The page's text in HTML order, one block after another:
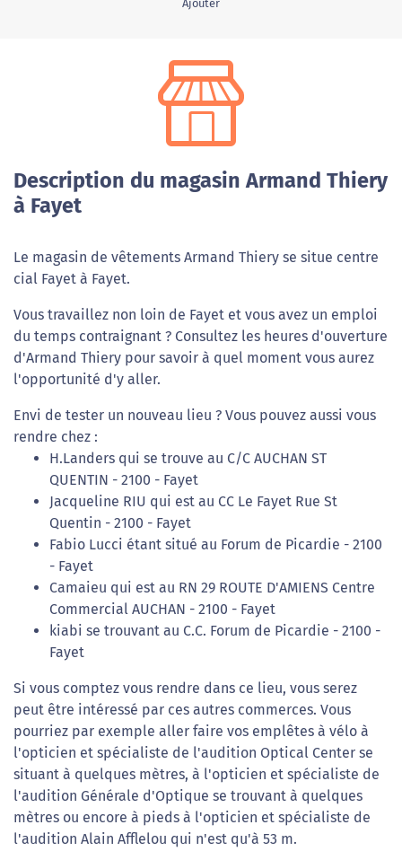
Ajouter
Description du magasin Armand Thiery
à Fayet
Le magasin de vêtements Armand Thiery se situe centre
cial Fayet à Fayet.
Vous travaillez non loin de Fayet et vous avez un emploi
du temps contraignant ? Consultez les heures d'ouverture
d'Armand Thiery pour savoir à quel moment vous aurez
l'opportunité d'y aller.
Envi de tester un nouveau lieu ? Vous pouvez aussi vous
rendre chez :
H.Landers qui se trouve au C/C AUCHAN ST
QUENTIN - 2100 - Fayet
Jacqueline RIU qui est au CC Le Fayet Rue St
Quentin - 2100 - Fayet
Fabio Lucci étant situé au Forum de Picardie - 2100
- Fayet
Camaieu qui est au RN 29 ROUTE D'AMIENS Centre
Commercial AUCHAN - 2100 - Fayet
kiabi se trouvant au C.C. Forum de Picardie - 2100 -
Fayet
Si vous comptez vous rendre dans ce lieu, vous serez
peut être intéressé par ces autres commerces. Vous
pourriez par exemple aller faire vos emplêtes à vélo à
l'opticien et spécialiste de l'audition Optical Center se
situant à quelques mètres, à l'opticien et spécialiste de
l'audition Générale d'Optique se trouvant à quelques
mètres ou encore à pieds à l'opticien et spécialiste de
l'audition Alain Afflelou qui n'est qu'à 53 m.